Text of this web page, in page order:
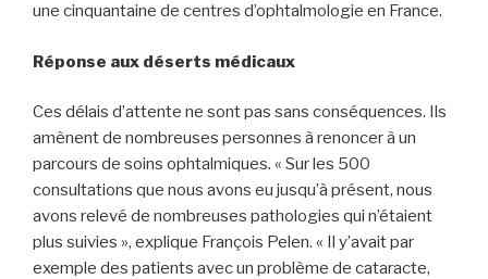
une cinquantaine de centres d’ophtalmologie en France.
Réponse aux déserts médicaux
Ces délais d’attente ne sont pas sans conséquences. Ils
amènent de nombreuses personnes à renoncer à un
parcours de soins ophtalmiques. « Sur les 500
consultations que nous avons eu jusqu’à présent, nous
avons relevé de nombreuses pathologies qui n’étaient
plus suivies », explique François Pelen. « Il y’avait par
exemple des patients avec un problème de cataracte,